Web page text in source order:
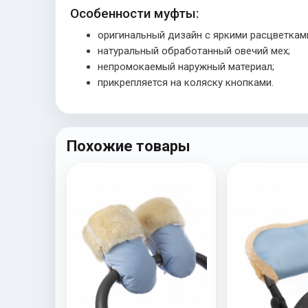
Особенности муфты:
оригинальный дизайн с яркими
натуральный обработанный овечий мех;
непромокаемый наружный материал;
прикрепляется на коляску кнопками.
Похожие товары